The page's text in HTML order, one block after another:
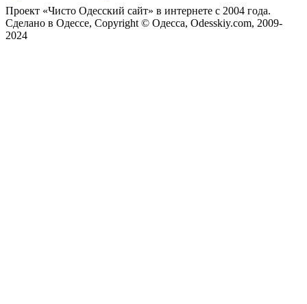
Проект «Чисто Одесский сайт» в интернете с 2004 года.
Сделано в Одессе, Copyright © Одесса, Odesskiy.com, 2009-
2024